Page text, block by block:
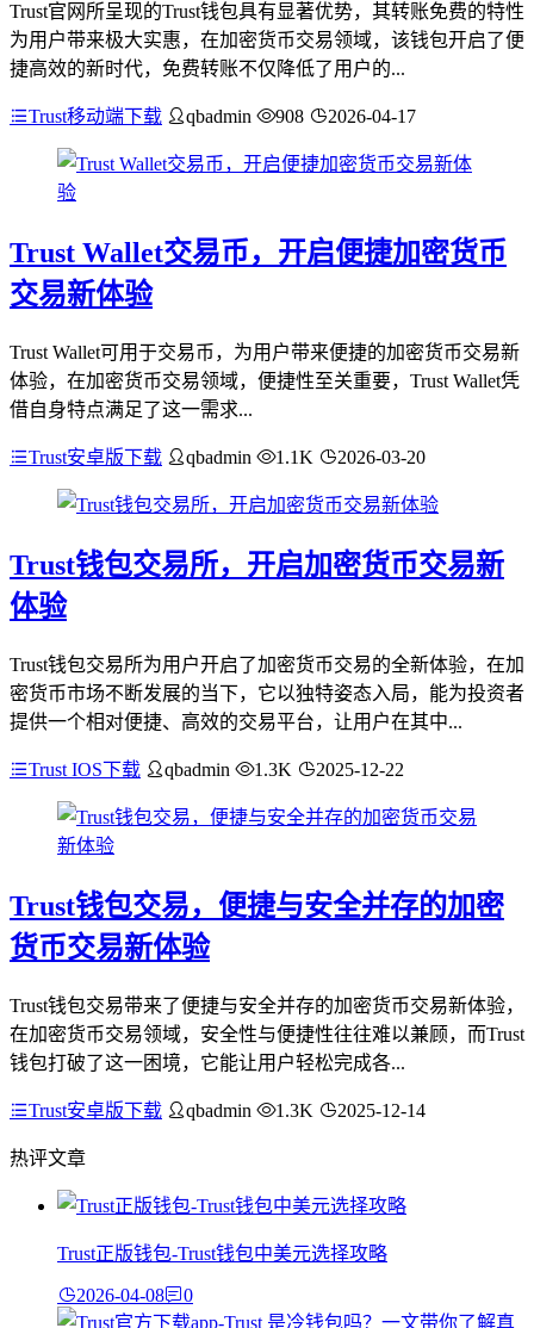
Trust官网所呈现的Trust钱包具有显著优势，其转账免费的特性
为用户带来极大实惠，在加密货币交易领域，该钱包开启了便
捷高效的新时代，免费转账不仅降低了用户的...
Trust移动端下载 qbadmin 908 2026-04-17
Trust Wallet交易币，开启便捷加密货币
交易新体验
Trust Wallet可用于交易币，为用户带来便捷的加密货币交易新
体验，在加密货币交易领域，便捷性至关重要，Trust Wallet凭
借自身特点满足了这一需求...
Trust安卓版下载 qbadmin 1.1K 2026-03-20
Trust钱包交易所，开启加密货币交易新
体验
Trust钱包交易所为用户开启了加密货币交易的全新体验，在加
密货币市场不断发展的当下，它以独特姿态入局，能为投资者
提供一个相对便捷、高效的交易平台，让用户在其中...
Trust IOS下载 qbadmin 1.3K 2025-12-22
Trust钱包交易，便捷与安全并存的加密
货币交易新体验
Trust钱包交易带来了便捷与安全并存的加密货币交易新体验，
在加密货币交易领域，安全性与便捷性往往难以兼顾，而Trust
钱包打破了这一困境，它能让用户轻松完成各...
Trust安卓版下载 qbadmin 1.3K 2025-12-14
热评文章
Trust正版钱包-Trust钱包中美元选择攻略
2026-04-08 0